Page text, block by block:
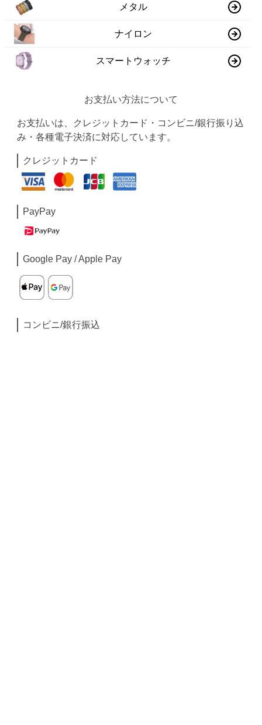
メタル
ナイロン
スマートウォッチ
お支払い方法について
お支払いは、クレジットカード・コンビニ/銀行振り込
み・各種電子決済に対応しています。
クレジットカード
PayPay
Google Pay / Apple Pay
コンビニ/銀行振込